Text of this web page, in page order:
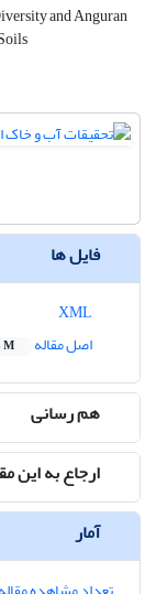
and Anguran
فایل ها
اصل مقاله
M
هم رسانی
ارجاع به این
آمار